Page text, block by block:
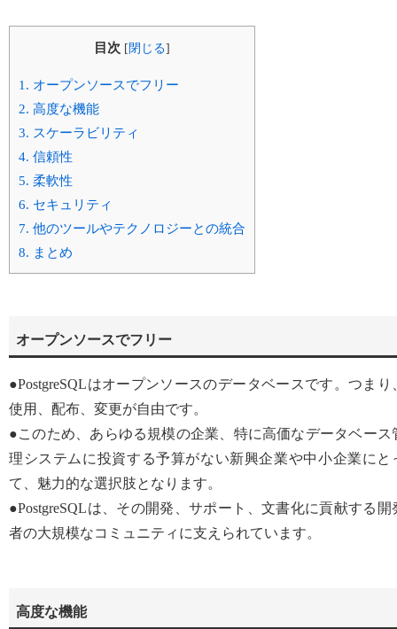
目次 [閉じる]
1. オープンソースでフリー
2. 高度な機能
3. スケーラビリティ
4. 信頼性
5. 柔軟性
6. セキュリティ
7. 他のツールやテクノロジーとの統合
8. まとめ
オープンソースでフリー
●PostgreSQLはオープンソースのデータベースです。つまり
使用、配布、変更が自由です。
●このため、あらゆる規模の企業、特に高価なデータベース
理システムに投資する予算がない新興企業や中小企業にと
て、魅力的な選択肢となります。
●PostgreSQLは、その開発、サポート、文書化に貢献する開
者の大規模なコミュニティに支えられています。
高度な機能